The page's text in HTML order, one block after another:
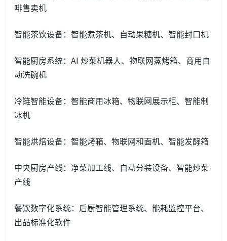
啡售卖机
智能茶饮设备：智能煮茶机、自动果糖机、智能封口机
智能厨房系统：AI 炒菜机器人、物联网蒸烤箱、商用自
动洗碗机
冷链智能设备：智能商用冰箱、物联网展示柜、智能制
冰机
智能烘焙设备：智能烤箱、物联网和面机、智能发酵箱
中央厨房产线：净菜加工线、自动分装设备、智能炒菜
产线
餐饮数字化系统：后厨智能管理系统、能耗监控平台、
出品标准化软件